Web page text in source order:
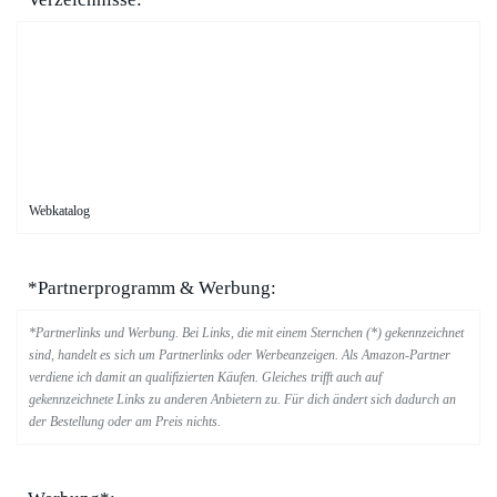
Webkatalog
*Partnerprogramm & Werbung:
*Partnerlinks und Werbung. Bei Links, die mit einem Sternchen (*) gekennzeichnet
sind, handelt es sich um Partnerlinks oder Werbeanzeigen. Als Amazon-Partner
verdiene ich damit an qualifizierten Käufen. Gleiches trifft auch auf
gekennzeichnete Links zu anderen Anbietern zu. Für dich ändert sich dadurch an
der Bestellung oder am Preis nichts.